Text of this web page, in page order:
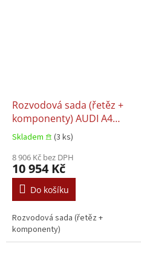
Rozvodová sada (řetěz +
komponenty) AUDI A4
ALLROAD B8, Audi A4 B8,
Audi A5, Audi A6
ALLROAD C7, Audi A6 C7,
Audi A7, Audi A8 D4, Audi
Q5, Audi Q7 VW
TOUAREG 3.0D 11.2007–
09.2018
Skladem 𖠿 (3 ks)
8 906 Kč bez DPH
10 954 Kč
Do košíku
Rozvodová sada (řetěz +
komponenty)